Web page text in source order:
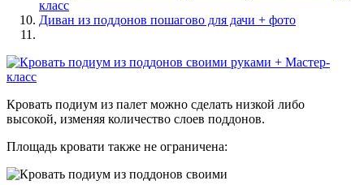
класс
Диван из поддонов пошагово для дачи + фото
Кровать подиум из палет можно сделать низкой либо
высокой, изменяя количество слоев поддонов.
Площадь кровати также не ограничена: